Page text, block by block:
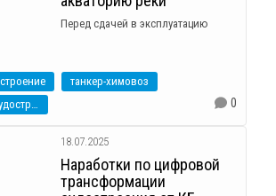
Перед сдачей в эксплуатацию
танкер-химовоз
Южный центр судостроения и судоремонта
0
18.07.2025
Наработки по цифровой
трансформации